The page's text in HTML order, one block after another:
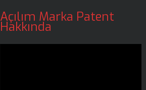
Açılım Marka Patent
Hakkında